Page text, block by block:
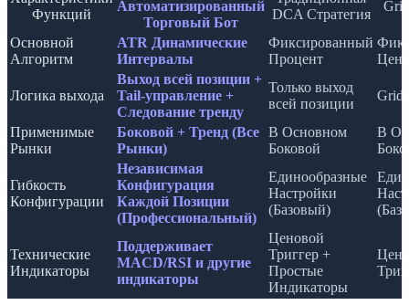
Функций
Автоматизированный
Торговый Бот
DCA Стратегия
Основной
Алгоритм
ATR Динамические
Интервалы
Фиксированный
Процент
Логика выхода
Выход всей позиции +
Tail-управление +
Следование тренду
Только выход
всей позиции
Grid
Применимые
Рынки
Боковой + Тренд (Все
Рынки)
В Основном
Боковой
В
Гибкость
Конфигурации
Независимая
Конфигурация
Каждой Позиции
(Профессиональный)
Единообразные
Настройки
(Базовый)
Технические
Индикаторы
Поддерживает
MACD/RSI и другие
индикаторы
Ценовой
Триггер +
Простые
Индикаторы